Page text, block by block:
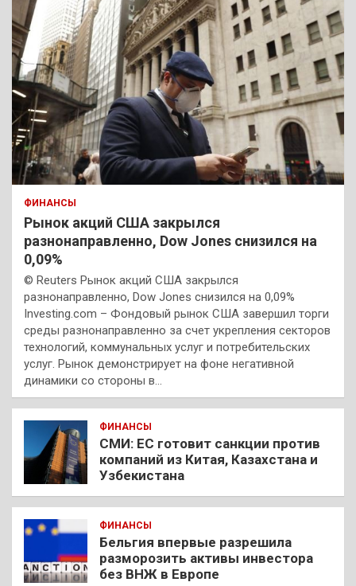
ФИНАНСЫ
Рынок акций США закрылся
разнонаправленно, Dow Jones снизился на
0,09%
© Reuters Рынок акций США закрылся
разнонаправленно, Dow Jones снизился на 0,09%
Investing.com – Фондовый рынок США завершил торги
среды разнонаправленно за счет укрепления секторов
технологий, коммунальных услуг и потребительских
услуг. Рынок демонстрирует на фоне негативной
динамики со стороны в…
ФИНАНСЫ
СМИ: ЕС готовит санкции против
компаний из Китая, Казахстана и
Узбекистана
ФИНАНСЫ
Бельгия впервые разрешила
разморозить активы инвестора
без ВНЖ в Европе